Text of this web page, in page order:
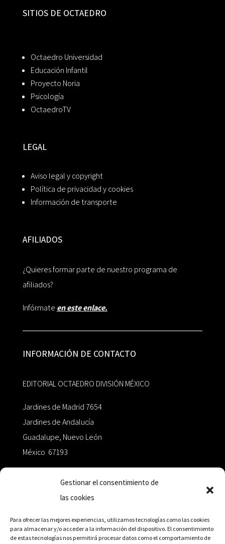
Gestionar el consentimiento de
las cookies
Para ofrecer las mejores experiencias, utilizamos tecnologías como las cookies
para almacenar y/o acceder a la información del dispositivo. El consentimiento
de estas tecnologías nos permitirá procesar datos como el comportamiento de
SITIOS DE OCTAEDRO
Octaedro Universidad
Educación Infantil
Proyecto Noria
Psicología
OctaedroTV
LEGAL
Aviso legal y copyright
Política de privacidad y cookies
Información de transporte
AFILIADOS
¿Quieres formar parte de nuestro programa de
afiliados?
Infórmate en este enlace.
INFORMACIÓN DE CONTACTO
EDITORIAL OCTAEDRO DIVISIÓN MÉXICO
Jardines de Madrid 7654
Jardines de Andalucía
Guadalupe, Nuevo León
México 67193
+52 811.499.5638
RED DE DISTRIBUCIÓN